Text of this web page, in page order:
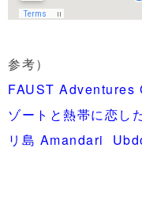
参考）
FAUST Adventures
ゾートと熱帯に恋し
リ島 Amandari